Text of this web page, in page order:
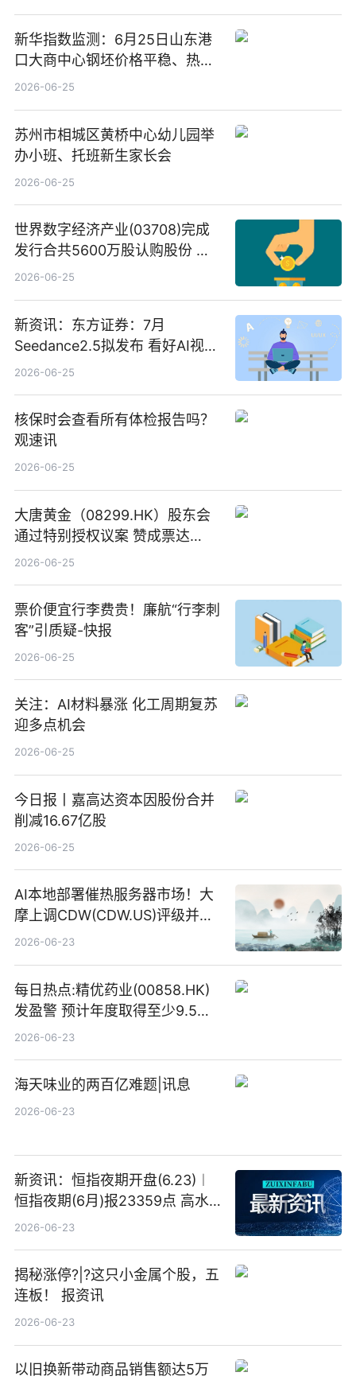
新华指数监测：6月25日山东港
口大商中心钢坯价格平稳、热轧
C料价格微幅下跌
2026-06-25
苏州市相城区黄桥中心幼儿园举
办小班、托班新生家长会
2026-06-25
世界数字经济产业(03708)完成
发行合共5600万股认购股份 净
筹约1007万港元 独家焦点
2026-06-25
新资讯：东方证券：7月
Seedance2.5拟发布 看好AI视频
创作工作流进一步提效
2026-06-25
核保时会查看所有体检报告吗？
观速讯
2026-06-25
大唐黄金（08299.HK）股东会
通过特别授权议案 赞成票达
100%_新动态
2026-06-25
票价便宜行李费贵！廉航“行李刺
客”引质疑-快报
2026-06-25
关注：AI材料暴涨 化工周期复苏
迎多点机会
2026-06-25
今日报丨嘉高达资本因股份合并
削减16.67亿股
2026-06-25
AI本地部署催热服务器市场！大
摩上调CDW(CDW.US)评级并看
高IBM(IBM.US)戴尔(DELL.US)
2026-06-23
每日热点:精优药业(00858.HK)
发盈警 预计年度取得至少9.5亿
港元的亏损 同比盈转亏
2026-06-23
海天味业的两百亿难题|讯息
2026-06-23
新资讯：恒指夜期开盘(6.23)︱
恒指夜期(6月)报23359点 高水
23点
2026-06-23
揭秘涨停?|?这只小金属个股，五
连板！ 报资讯
2026-06-23
以旧换新带动商品销售额达5万